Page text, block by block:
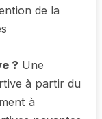
de la
? Une
à partir du
à